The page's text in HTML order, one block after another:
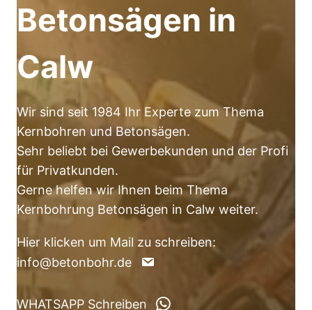
Betonsägen in
Calw
Wir sind seit 1984 Ihr Experte zum Thema
Kernbohren und Betonsägen.
Sehr beliebt bei Gewerbekunden und der Profi
für Privatkunden.
Gerne helfen wir Ihnen beim Thema
Kernbohrung Betonsägen in Calw weiter.
Hier klicken um Mail zu schreiben:
info@betonbohr.de
WHATSAPP Schreiben